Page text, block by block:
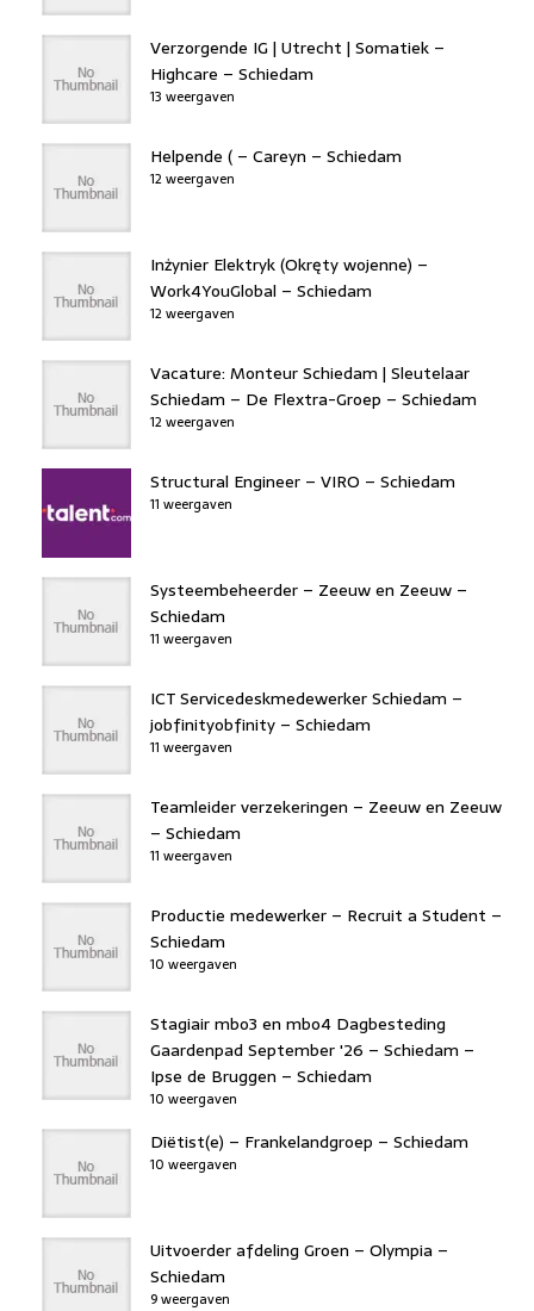
Verzorgende IG | Utrecht | Somatiek –
Highcare – Schiedam
13 weergaven
Helpende ( – Careyn – Schiedam
12 weergaven
Inżynier Elektryk (Okręty wojenne) –
Work4YouGlobal – Schiedam
12 weergaven
Vacature: Monteur Schiedam | Sleutelaar
Schiedam – De Flextra-Groep – Schiedam
12 weergaven
Structural Engineer – VIRO – Schiedam
11 weergaven
Systeembeheerder – Zeeuw en Zeeuw –
Schiedam
11 weergaven
ICT Servicedeskmedewerker Schiedam –
jobfinityobfinity – Schiedam
11 weergaven
Teamleider verzekeringen – Zeeuw en Zeeuw
– Schiedam
11 weergaven
Productie medewerker – Recruit a Student –
Schiedam
10 weergaven
Stagiair mbo3 en mbo4 Dagbesteding
Gaardenpad September '26 – Schiedam –
Ipse de Bruggen – Schiedam
10 weergaven
Diëtist(e) – Frankelandgroep – Schiedam
10 weergaven
Uitvoerder afdeling Groen – Olympia –
Schiedam
9 weergaven